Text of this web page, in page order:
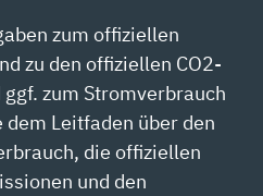
zum offiziellen
zu den offiziellen CO2-
zum Stromverbrauch
dem Leitfaden über den
die offiziellen
und den